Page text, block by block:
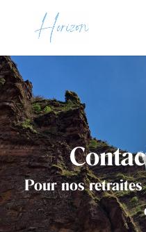
Pour nos retraites